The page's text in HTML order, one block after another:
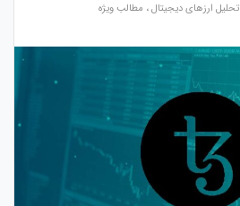
تحلیل ارزهای دیجیتال، مطالب ویژه